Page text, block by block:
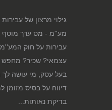
גילוי מרצון של עבירות
מע''מ - מס ערך מוסף
עבירות על חוק
עצמאי? שכיר? מחפש
בעל עסק, מי עושה לך
דיווח על בסיס מזומן
בדיקת נאותות...